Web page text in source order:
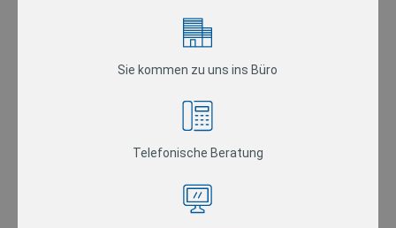
Sie kommen zu uns ins Büro
Telefonische Beratung